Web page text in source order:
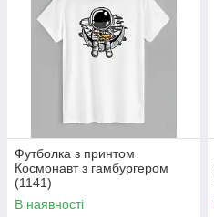
Футболка з принтом
Космонавт з гамбургером
(1141)
В наявності